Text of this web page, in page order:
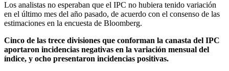
Los analistas no esperaban que el IPC no hubiera tenido variación
en el último mes del año pasado, de acuerdo con el consenso de las
estimaciones en la encuesta de Bloomberg.
Cinco de las trece divisiones que conforman la canasta del IPC
aportaron incidencias negativas en la variación mensual del
índice, y ocho presentaron incidencias positivas.